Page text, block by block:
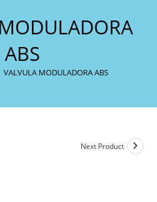
ABS
VALVULA MODULADORA ABS
Next Product